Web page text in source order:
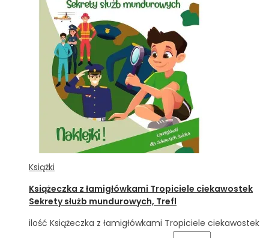
Książki
Książeczka z łamigłówkami Tropiciele ciekawostek
Sekrety służb mundurowych, Trefl
ilość Książeczka z łamigłówkami Tropiciele ciekawostek